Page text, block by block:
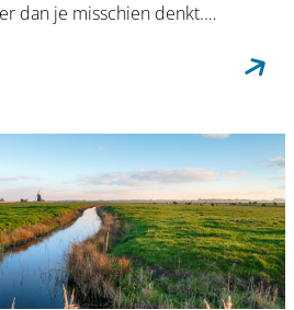
dan je misschien denkt.…